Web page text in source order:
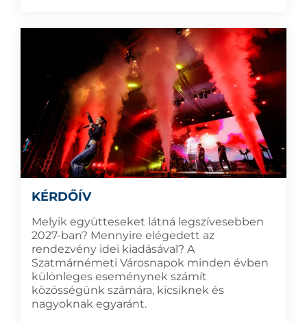
KÉRDŐÍV
Melyik együtteseket látná legszívesebben
2027-ban? Mennyire elégedett az
rendezvény idei kiadásával? A
Szatmárnémeti Városnapok minden évben
különleges eseménynek számít
közösségünk számára, kicsiknek és
nagyoknak egyaránt.